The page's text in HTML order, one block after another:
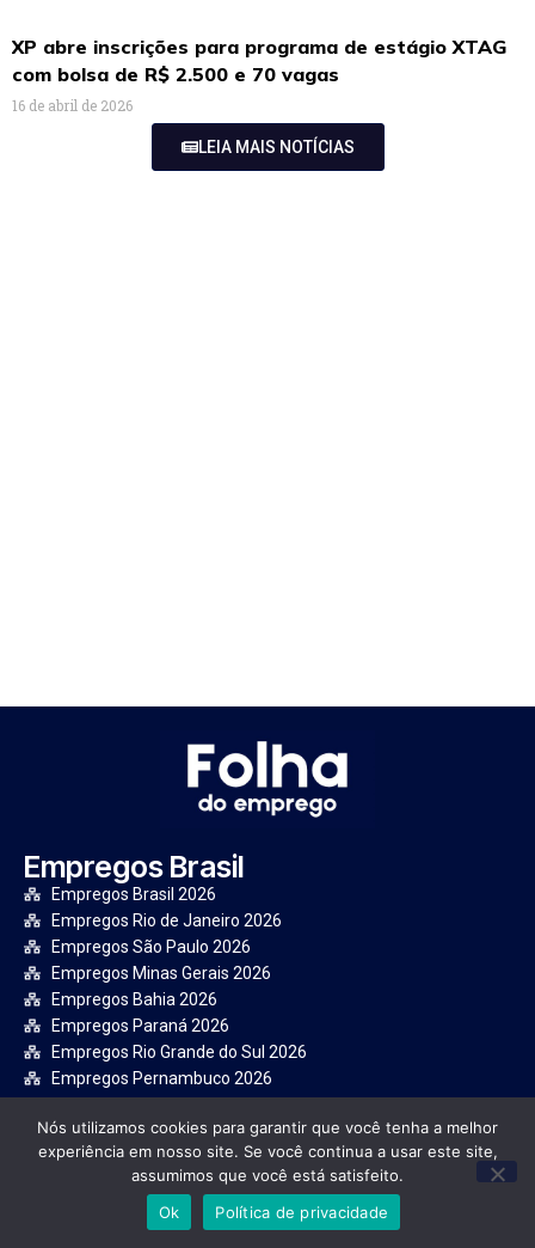
XP abre inscrições para programa de estágio XTAG
com bolsa de R$ 2.500 e 70 vagas
16 de abril de 2026
LEIA MAIS NOTÍCIAS
Empregos Brasil
Empregos Brasil 2026
Empregos Rio de Janeiro 2026
Empregos São Paulo 2026
Empregos Minas Gerais 2026
Empregos Bahia 2026
Empregos Paraná 2026
Empregos Rio Grande do Sul 2026
Empregos Pernambuco 2026
Institucional
Quem Somos
Política Privacidade
Transparência
Nós utilizamos cookies para garantir que você tenha a melhor
experiência em nosso site. Se você continua a usar este site,
assumimos que você está satisfeito.
Ok
Política de privacidade